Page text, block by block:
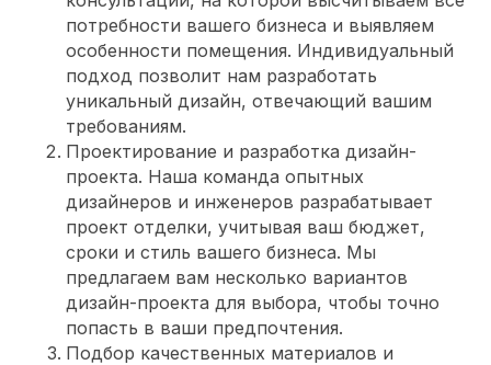
потребности вашего бизнеса и выявляем
особенности помещения. Индивидуальный
подход позволит нам разработать
уникальный дизайн, отвечающий вашим
требованиям.
Проектирование и разработка дизайн-
проекта. Наша команда опытных
дизайнеров и инженеров разрабатывает
проект отделки, учитывая ваш бюджет,
сроки и стиль вашего бизнеса. Мы
предлагаем вам несколько вариантов
дизайн-проекта для выбора, чтобы точно
попасть в ваши предпочтения.
Подбор качественных материалов и